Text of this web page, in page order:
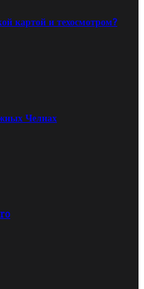
картой и техосмотром?
Челнах